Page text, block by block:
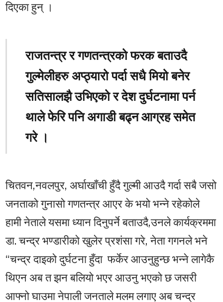
दिएका हुन् ।
राजतन्त्र र गणतन्त्रको फरक बताउदै
गुल्मेलीहरु अप्ठ्यारो पर्दा सधै मियो बनेर
सतिसालझै उभिएको र देश दुर्घटनामा पर्न
थाले फेरि पनि अगाडी बढ्न आग्रह समेत
गरे ।
चितवन,नवलपुर, अर्घाखाँची हुँदै गुल्मी आउदै गर्दा सबै जसो
जनताको गुनासो गणतन्त्र आएर के भयो भन्ने रहेकोले
हामी नेताले यसमा ध्यान दिनुपर्ने बताउदै,उनले कार्यक्रममा
डा. चन्द्र भण्डारीको खुलेर प्रशंसा गरे, नेता गगनले भने
“चन्द्र दाइको दुर्घटना हुँदा फर्केर आउनुहुन्छ भन्ने लागेकै
थिएन अब त झन बलियो भएर आउनु भएको छ जसरी
आफ्नो घाउमा नेपाली जनताले मलम लगाए अब चन्द्र